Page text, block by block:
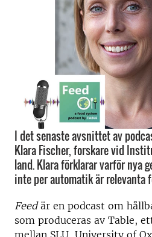
I det senaste avsnittet av
Klara Fischer, forskare vid
land. Klara förklarar varför nya
inte per automatik är relevanta
Feedär en podcast om
som produceras av Table,
mellan SLU, University of